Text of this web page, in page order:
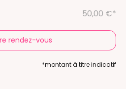
50,00 €*
rendez-vous
*montant à titre indicatif